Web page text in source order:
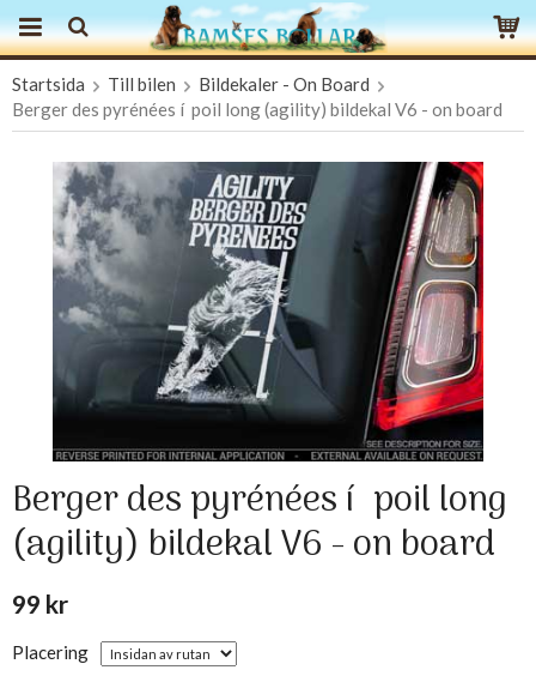
Produkten har blivit tillagd i varukorgen
Startsida Till bilen
Bildekaler - On Board
Berger des pyrénées í poil long (agility) bildekal V6 - on board
Berger des pyrénées í poil long
(agility) bildekal V6 - on board
99 kr
Placering